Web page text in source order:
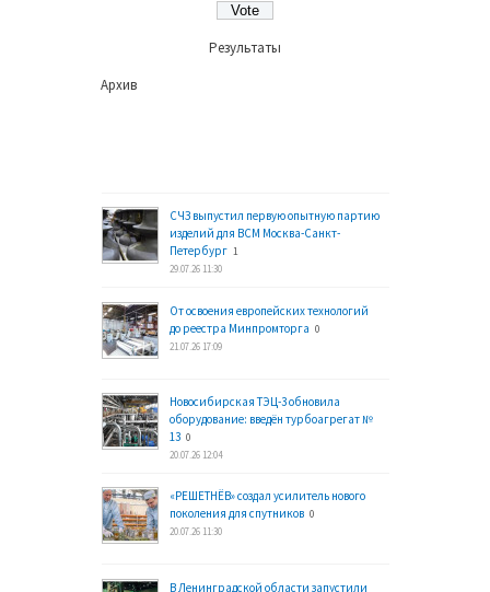
Результаты
Архив
СЧЗ выпустил первую опытную партию
изделий для ВСМ Москва-Санкт-
Петербург 1
29.07.26 11:30
От освоения европейских технологий
до реестра Минпромторга 0
21.07.26 17:09
Новосибирская ТЭЦ-3 обновила
оборудование: введён турбоагрегат №
13 0
20.07.26 12:04
«РЕШЕТНЁВ» создал усилитель нового
поколения для спутников 0
20.07.26 11:30
В Ленинградской области запустили